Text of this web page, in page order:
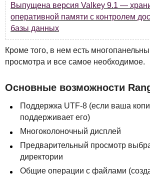
Выпущена версия Valkey 9.1 —
оперативной памяти с контролем
базы данных
Кроме того, в нем есть
просмотра и все самое необходимое.
Основные возможности
Поддержка UTF-8 (если ваша
поддерживает его)
Многоколоночный дисплей
Предварительный просмотр
директории
Общие операции с файлами